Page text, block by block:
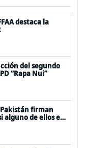
destaca la
del segundo
“Rapa Nui”
firman
alguno de ellos es